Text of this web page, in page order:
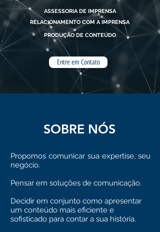
ASSESSORIA DE IMPRENSA
RELACIONAMENTO COM A IMPRENSA
PRODUÇÃO DE CONTEÚDO
Entre em Contato
SOBRE NÓS
Propomos comunicar sua expertise, seu
negócio.
Pensar em soluções de comunicação.
Decidir em conjunto como apresentar
um conteúdo mais eficiente e
sofisticado para contar a sua história.